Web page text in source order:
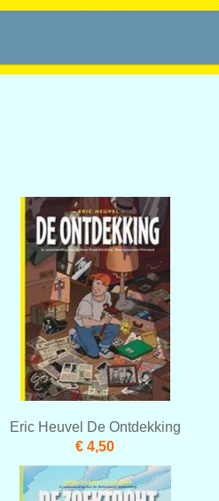
Eric Heuvel De Ontdekking
€ 4,50